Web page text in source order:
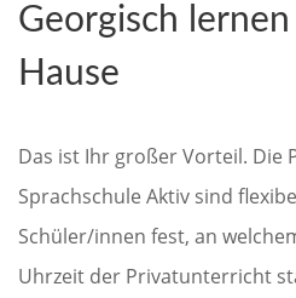
Georgisch
Hause
Das ist Ihr großer Vorteil.
Sprachschule Aktiv sind
Schüler/innen fest, an
Uhrzeit der Privatunterricht